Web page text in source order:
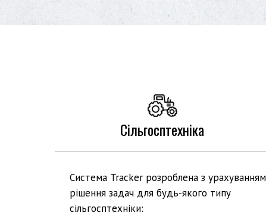
Сільгосптехніка
Система Tracker розроблена з урахуванням
рішення задач для будь-якого типу
сільгосптехніки: